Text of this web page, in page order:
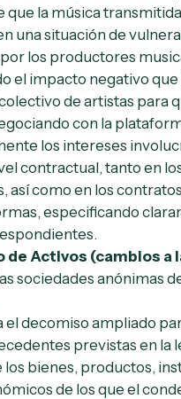
que la música
una situación de
los productores
el impacto negativo
de artistas para
con la
los intereses
contractual, tanto en
así como en los
especificando
Activos (cambios a la
sociedades anónimas
el decomiso ampliado
previstas en la
los bienes, productos,
de los que el